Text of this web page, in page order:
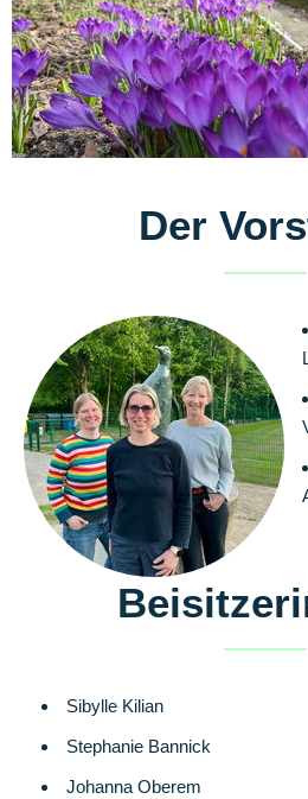
Der
Sibylle Kilian
Stephanie Bannick
Johanna Oberem